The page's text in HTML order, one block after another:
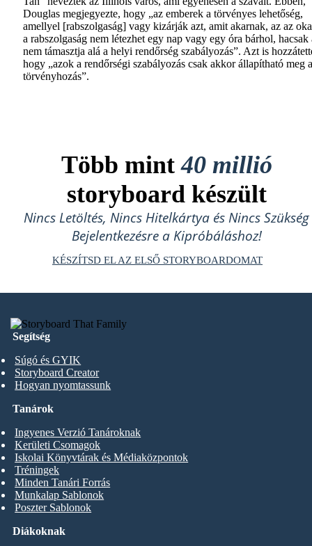
Douglas megjegyezte, hogy „az emberek a törvényes lehetőség,
amellyel [rabszolgaság] vagy kizárják azt, amit akarnak, az az
a rabszolgaság nem létezhet egy nap vagy egy óra bárhol, hacsak
nem támasztja alá a helyi rendőrség szabályozás”. Azt is
hogy „azok a rendőrségi szabályozás csak akkor állapítható meg
törvényhozás”.
Több mint40 millió
storyboard készült
Nincs Letöltés, Nincs Hitelkártya és Nincs Szükség
Bejelentkezésre a Kipróbáláshoz!
KÉSZÍTSD EL AZ ELSŐ STORYBOARDOMAT
Segítség
Súgó és GYIK
Storyboard Creator
Hogyan nyomtassunk
Diákoknak
Tanárok
Ingyenes Verzió Tanároknak
Kerületi Csomagok
Iskolai Könyvtárak és Médiaközpontok
Tréningek
Minden Tanári Forrás
Munkalap Sablonok
Poszter Sablonok